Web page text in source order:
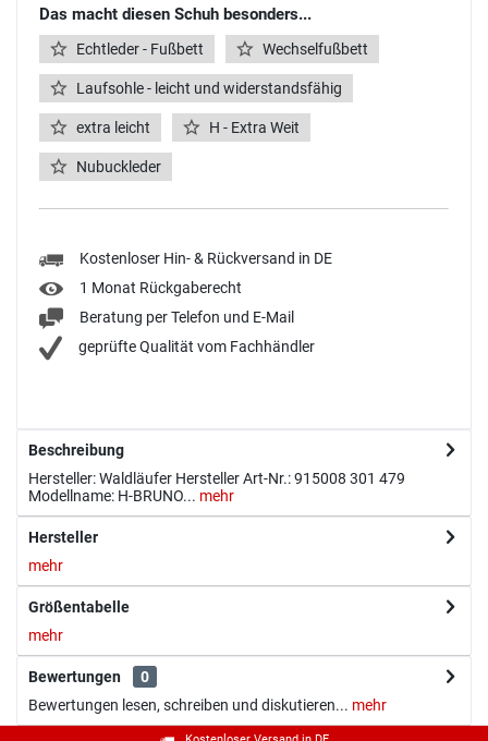
Das macht diesen Schuh besonders...
Echtleder - Fußbett Wechselfußbett
Laufsohle - leicht und widerstandsfähig
extra leicht H - Extra Weit
Nubuckleder
Kostenloser Hin- & Rückversand in DE
1 Monat Rückgaberecht
Beratung per Telefon und E-Mail
geprüfte Qualität vom Fachhändler
Beschreibung
Hersteller: Waldläufer Hersteller Art-Nr.: 915008 301 479
Modellname: H-BRUNO... mehr
Hersteller
mehr
Größentabelle
mehr
Bewertungen
0
Bewertungen lesen, schreiben und diskutieren... mehr